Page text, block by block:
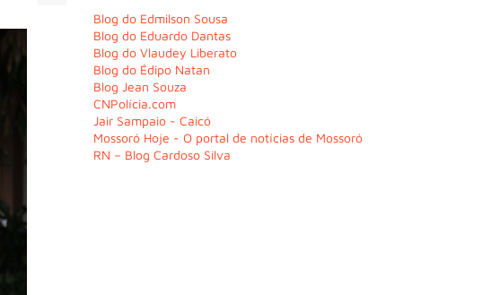
Blog do Edmilson Sousa
Blog do Eduardo Dantas
Blog do Vlaudey Liberato
Blog do Édipo Natan
Blog Jean Souza
CNPolícia.com
Jair Sampaio - Caicó
Mossoró Hoje - O portal de notícias de Mossoró
RN – Blog Cardoso Silva